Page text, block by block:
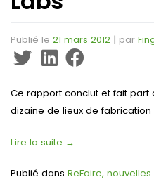
Publié le 21 mars 2012 | par
Ce rapport conclut et fait part
dizaine de lieux de
Lire la suite →
Publié dans ReFaire,